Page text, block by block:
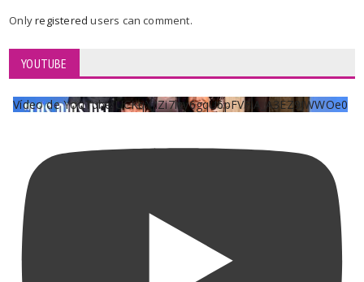
Onlyregisteredusers can comment.
YOUTUBE
Vídeo de YouTube UCKqYjiZi7lzy6gqU6pFVFiA_A3EZ9JWWOe0